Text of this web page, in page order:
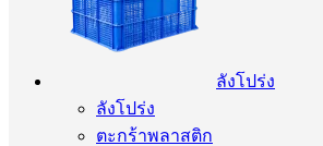
ลังโปร่ง
ลังโปร่ง
ตะกร้าพลาสติก